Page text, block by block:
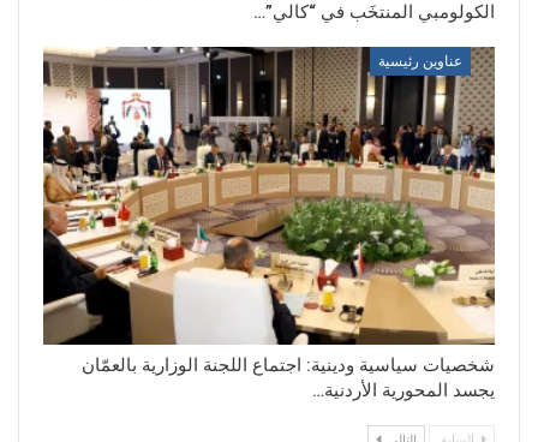
الكولومبي المنتخَب في “كالي”…
عناوين رئيسية
شخصيات سياسية ودينية: اجتماع اللجنة الوزارية بالعمّان
يجسد المحورية الأردنية…